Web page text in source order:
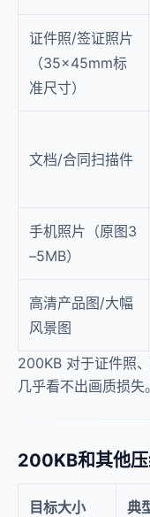
证件照/签证照片
（35×45mm标
准尺寸）
文档/合同扫描件
手机照片（原图3
–5MB）
高清产品图/大幅
风景图
200KB 对于证件照
几乎看不出画质损失。
200KB和其他压
目标大小 典